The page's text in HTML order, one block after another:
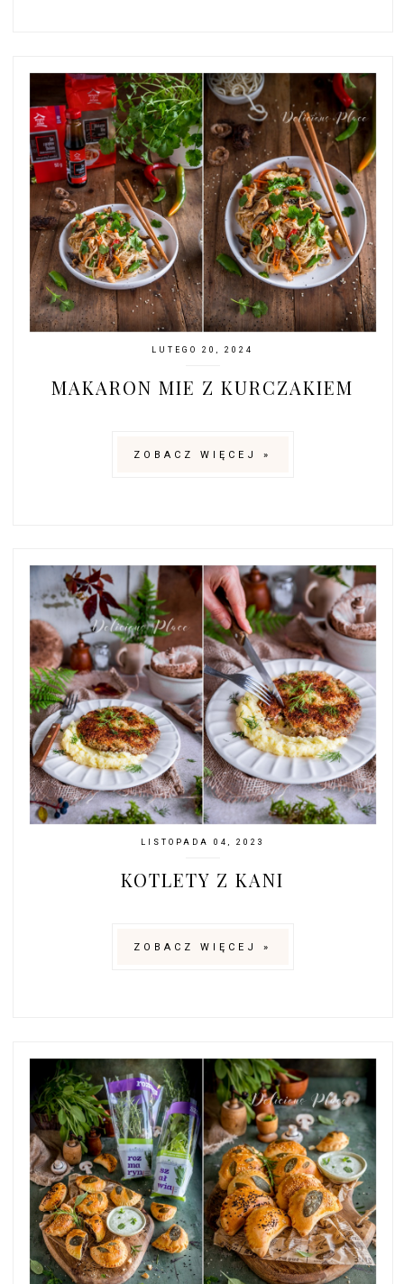
LUTEGO 20, 2024
MAKARON MIE Z KURCZAKIEM
ZOBACZ WIĘCEJ »
LISTOPADA 04, 2023
KOTLETY Z KANI
ZOBACZ WIĘCEJ »